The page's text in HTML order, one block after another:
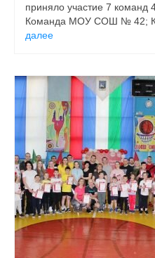
приняло участие 7 команд
Команда МОУ СОШ № 42;
далее